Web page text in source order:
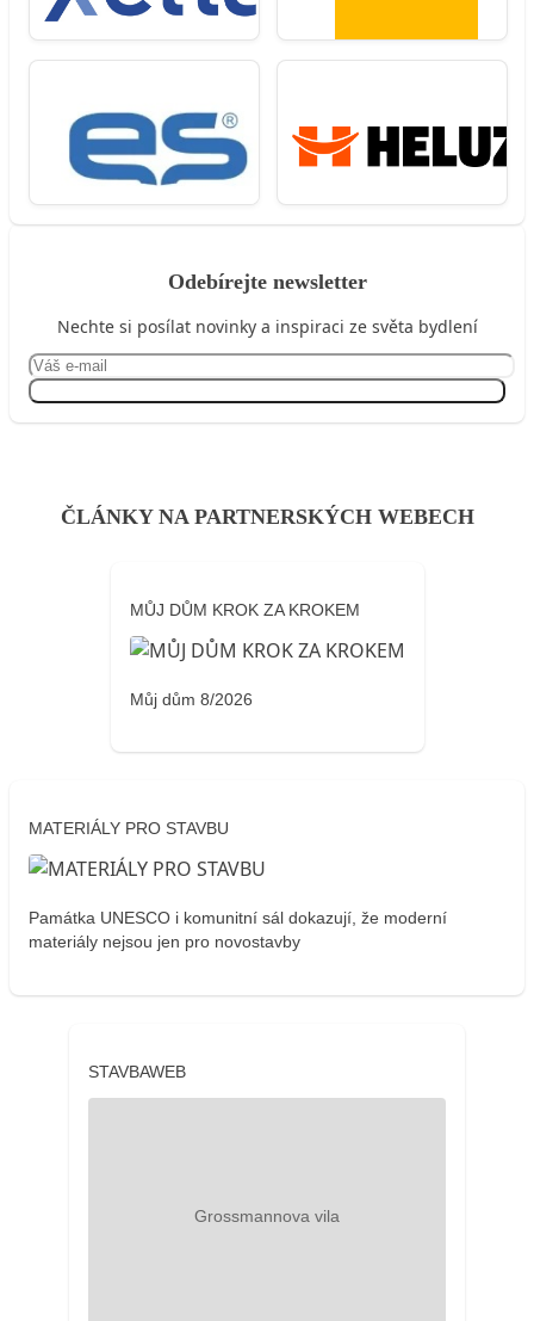
Odebírejte newsletter
Nechte si posílat novinky a inspiraci ze světa bydlení
ČLÁNKY NA PARTNERSKÝCH WEBECH
MŮJ DŮM KROK ZA KROKEM
Můj dům 8/2026
MATERIÁLY PRO STAVBU
Památka UNESCO i komunitní sál dokazují, že moderní
materiály nejsou jen pro novostavby
STAVBAWEB